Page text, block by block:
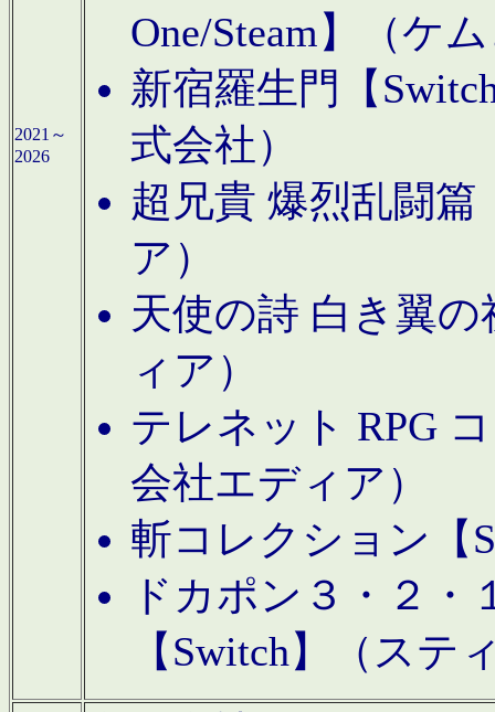
2021～
2026
One/Steam】（ケ
新宿羅生門【
式会社）
超兄貴 爆烈乱闘篇
ア）
天使の詩 白き翼
ィア）
テレネット RPG
会社エディア）
斬コレクション【
ドカポン３・２
【Switch】（ステ